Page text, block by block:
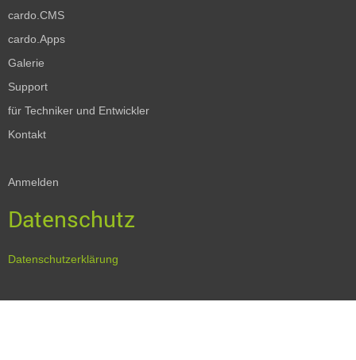
cardo.CMS
cardo.Apps
Galerie
Support
für Techniker und Entwickler
Kontakt
Anmelden
Datenschutz
Datenschutzerklärung